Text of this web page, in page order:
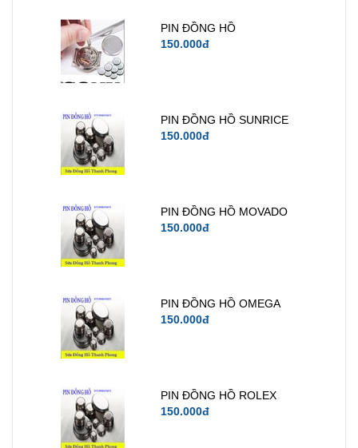
PIN ĐỒNG HỒ
150.000đ
PIN ĐỒNG HỒ SUNRICE
150.000đ
PIN ĐỒNG HỒ MOVADO
150.000đ
PIN ĐỒNG HỒ OMEGA
150.000đ
PIN ĐỒNG HỒ ROLEX
150.000đ